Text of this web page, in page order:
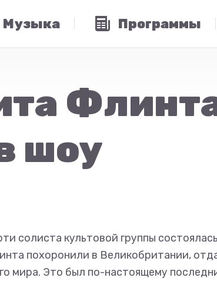
Музыка Программы
шоу
солиста культовой группы
похоронили в Великобритании,
мира. Это был по-настоящему